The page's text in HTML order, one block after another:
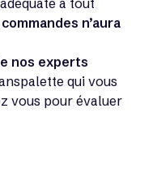
à tout
n’aura
nos experts
qui vous
vous pour évaluer